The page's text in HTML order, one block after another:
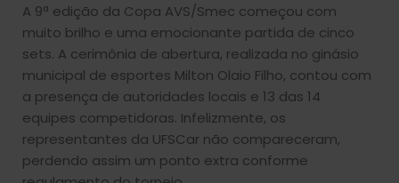
A 9ª edição da Copa AVS/Smec começou com
muito brilho e uma emocionante partida de cinco
sets. A cerimônia de abertura, realizada no ginásio
municipal de esportes Milton Olaio Filho, contou com
a presença de autoridades locais e 13 das 14
equipes competidoras. Infelizmente, os
representantes da UFSCar não compareceram,
perdendo assim um ponto extra conforme